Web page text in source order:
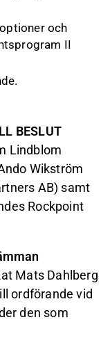
och
II
BESLUT
Lindblom
Wikström
AB) samt
Rockpoint
Mats Dahlberg
ordförande vid
den som